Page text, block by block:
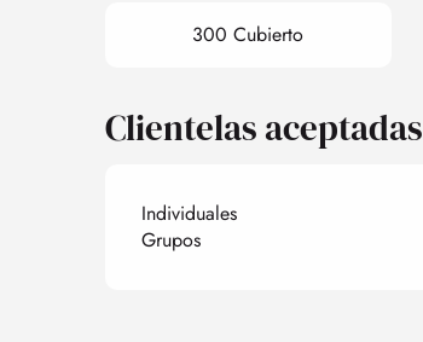
300 Cubierto
Clientelas aceptadas
Individuales
Grupos